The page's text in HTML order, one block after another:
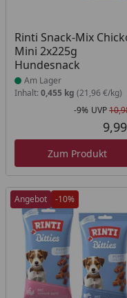
Rinti Snack-Mix
Mini 2x225g
Hundesnack
Produkt am Lager
Am Lager
Inhalt: 0,455 kg (21,96 €/kg)
-9% UVP
Zum Produkt
Angebot -10%